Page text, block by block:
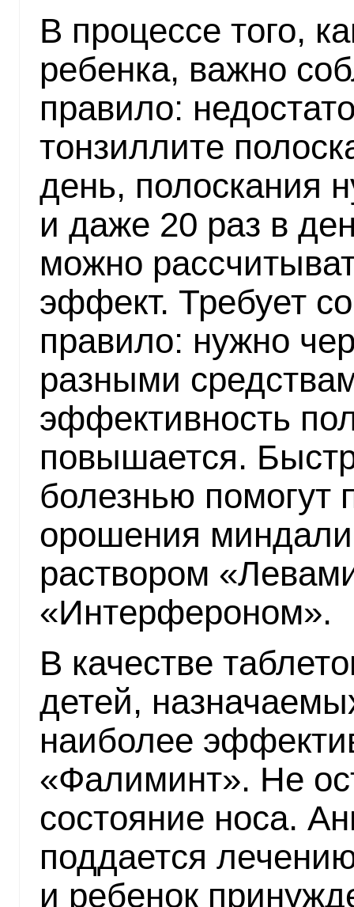
В процессе того,
ребенка, важно
правило:
тонзиллите
день, полоскания
и даже 20 раз в
можно
эффект. Требует
правило: нужно
разными
эффективность
повышается.
болезнью помогут
орошения
раствором
«Интерфероном».
В качестве
детей,
наиболее
«Фалиминт». Не
состояние носа.
поддается
и ребенок